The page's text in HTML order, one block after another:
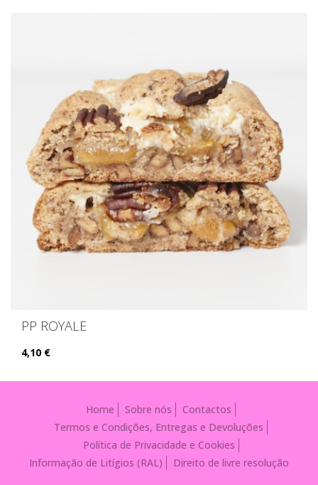
PP ROYALE
4,10 €
Home Sobre nós
Contactos
Termos e Condições, Entregas e Devoluções
Política de Privacidade e Cookies
Informação de Litígios (RAL)
Direito de livre resolução